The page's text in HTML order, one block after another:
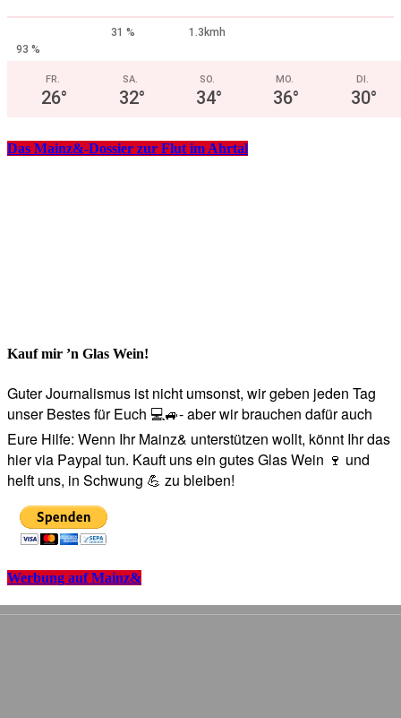
31 %
1.3kmh
93 %
FR.
26°
SA.
32°
SO.
34°
MO.
36°
DI.
30°
Das Mainz&-Dossier zur Flut im Ahrtal
Kauf mir ’n Glas Wein!
Guter Journalismus ist nicht umsonst, wir geben jeden Tag
unser Bestes für Euch 💻🚙- aber wir brauchen dafür auch
Eure Hilfe: Wenn Ihr Mainz& unterstützen wollt, könnt Ihr das
hier via Paypal tun. Kauft uns ein gutes Glas Wein 🍷 und
helft uns, in Schwung 💪 zu bleiben!
Werbung auf Mainz&